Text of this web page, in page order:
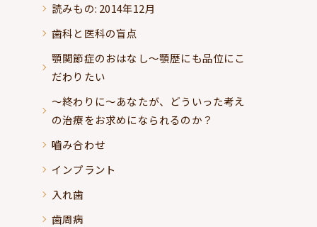
読みもの: 2014年12月
歯科と医科の盲点
顎関節症のおはなし～顎歴にも品位にこ
だわりたい
～終わりに～あなたが、どういった考え
の治療をお求めになられるのか？
嚙み合わせ
インプラント
入れ歯
歯周病